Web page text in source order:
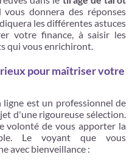
donnera des réponses
les différentes astuces
votre finance, à saisir les
qui vous enrichiront.
pour maîtriser votre
est un professionnel de
d'une rigoureuse sélection.
volonté de vous apporter la
Le voyant que vous
avec bienveillance :